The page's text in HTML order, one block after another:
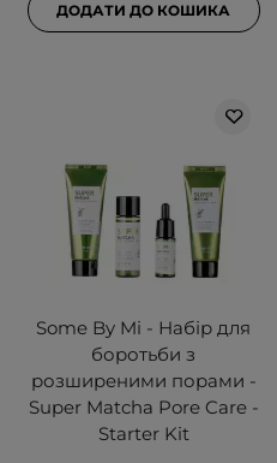
ДОДАТИ ДО КОШИКА
Some By Mi - Набір для
боротьби з
розширеними порами -
Super Matcha Pore Care -
Starter Kit